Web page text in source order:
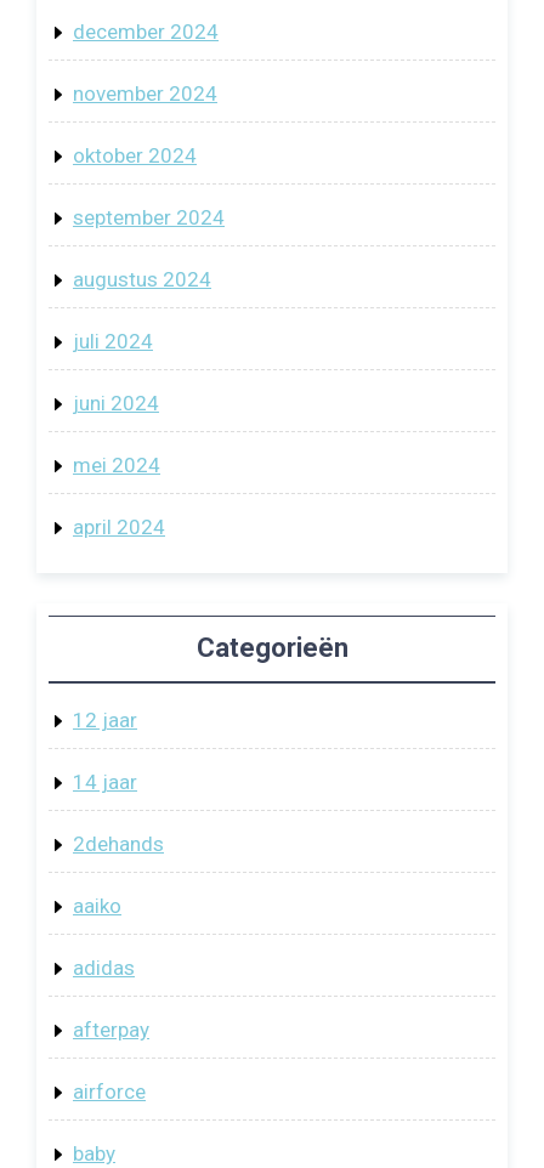
december 2024
november 2024
oktober 2024
september 2024
augustus 2024
juli 2024
juni 2024
mei 2024
april 2024
Categorieën
12 jaar
14 jaar
2dehands
aaiko
adidas
afterpay
airforce
baby